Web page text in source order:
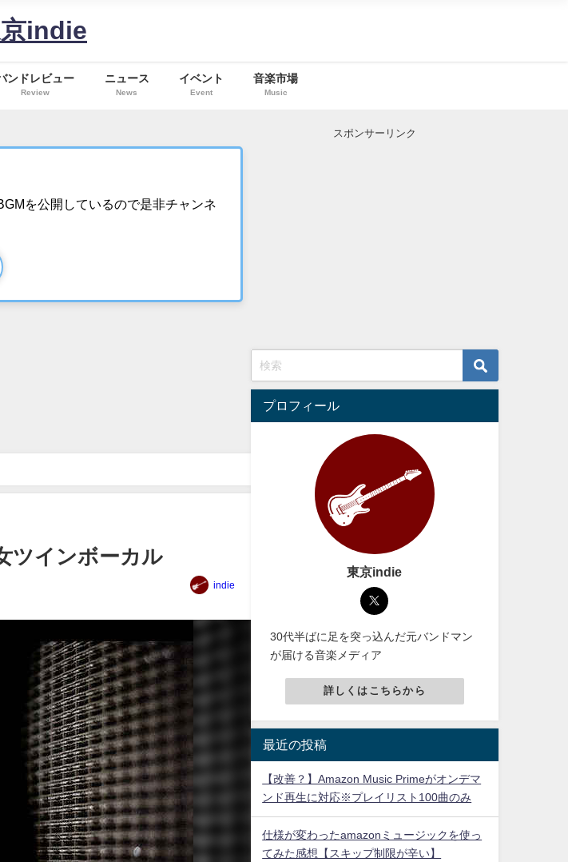
indie
ンドレビュー
Review
ニュース
News
イベント
Event
音楽市場
Music
を公開しているので是非チャンネ
ツインボーカル
indie
スポンサーリンク
プロフィール
東京indie
30代半ばに足を突っ込んだ元バンドマン
が届ける音楽メディア
詳しくはこちらから
最近の投稿
【改善？】Amazon Music Primeがオンデマ
ンド再生に対応※プレイリスト100曲のみ
仕様が変わったamazonミュージックを使っ
てみた感想【スキップ制限が辛い】